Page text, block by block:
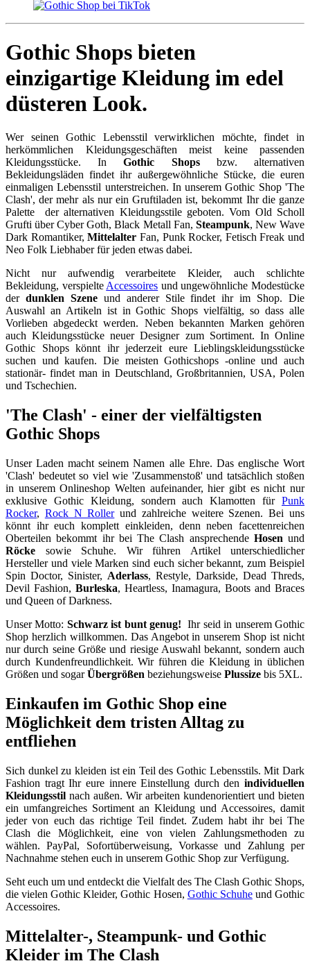
Gothic Shops bieten
einzigartige Kleidung im edel
düsteren Look.
Wer seinen Gothic Lebensstil verwirklichen möchte, findet in
herkömmlichen Kleidungsgeschäften meist keine passenden
Kleidungsstücke. InGothic Shopsbzw. alternativen
Bekleidungsläden findet ihr außergewöhnliche Stücke, die euren
einmaligen Lebensstil unterstreichen. In unserem Gothic Shop 'The
Clash', der mehr als nur ein Gruftiladen ist, bekommt Ihr die ganze
Palette der alternativen Kleidungsstile geboten. Vom Old Scholl
Grufti über Cyber Goth, Black Metall Fan, Steampunk, New Wave
Dark Romantiker,Mittelalter Fan, Punk Rocker, Fetisch Freak und
Neo Folk Liebhaber für jeden etwas dabei.
Nicht nur aufwendig verarbeitete Kleider, auch schlichte
Bekleidung, verspielte Accessoires und ungewöhnliche Modestücke
der dunklen Szeneund anderer Stile findet ihr im Shop. Die
Auswahl an Artikeln ist in Gothic Shops vielfältig, so dass alle
Vorlieben abgedeckt werden. Neben bekannten Marken gehören
auch Kleidungsstücke neuer Designer zum Sortiment. In Online
Gothic Shops könnt ihr jederzeit eure Lieblingskleidungsstücke
suchen und kaufen. Die meisten Gothicshops -online und auch
stationär- findet man in Deutschland, Großbritannien, USA, Polen
und Tschechien.
'The Clash' - einer der vielfältigsten
Gothic Shops
Unser Laden macht seinem Namen alle Ehre. Das englische Wort
'Clash' bedeutet so viel wie 'Zusammenstoß' und tatsächlich stoßen
in unserem Onlineshop Welten aufeinander, hier gibt es nicht nur
exklusive Gothic Kleidung, sondern auch Klamotten für Punk
Rocker, Rock N Rollerund zahlreiche weitere Szenen. Bei uns
könnt ihr euch komplett einkleiden, denn neben facettenreichen
Oberteilen bekommt ihr bei The Clash ansprechende Hosen und
Röcke sowie Schuhe. Wir führen Artikel unterschiedlicher
Hersteller und viele Marken sind euch sicher bekannt, zum Beispiel
Spin Doctor, Sinister, Aderlass, Restyle, Darkside, Dead Threds,
Devil Fashion, Burleska, Heartless, Inamagura, Boots and Braces
und Queen of Darkness.
Unser Motto: Schwarz ist bunt genug! Ihr seid in unserem Gothic
Shop herzlich willkommen. Das Angebot in unserem Shop ist nicht
nur durch seine Größe und riesige Auswahl bekannt, sondern auch
durch Kundenfreundlichkeit. Wir führen die Kleidung in üblichen
Größen und sogarÜbergrößen beziehungsweise Plussize bis 5XL.
Einkaufen im Gothic Shop eine
Möglichkeit dem tristen Alltag zu
entfliehen
Sich dunkel zu kleiden ist ein Teil des Gothic Lebensstils. Mit Dark
Fashion tragt Ihr eure innere Einstellung durch den individuellen
Kleidungsstil nach außen. Wir arbeiten kundenorientiert und bieten
ein umfangreiches Sortiment an Kleidung und Accessoires, damit
jeder von euch das richtige Teil findet. Zudem habt ihr bei The
Clash die Möglichkeit, eine von vielen Zahlungsmethoden zu
wählen. PayPal, Sofortüberweisung, Vorkasse und Zahlung per
Nachnahme stehen euch in unserem Gothic Shop zur Verfügung.
Seht euch um und entdeckt die Vielfalt des The Clash Gothic Shops,
die vielen Gothic Kleider, Gothic Hosen, Gothic Schuheund Gothic
Accessoires.
Mittelalter-, Steampunk- und Gothic
Kleider im The Clash